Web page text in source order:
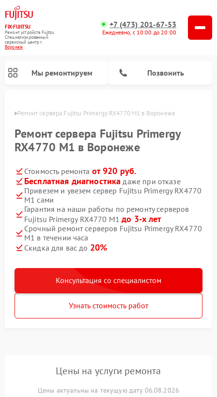
FIX-FUJITSU
Ремонт устройств Fujitsu
Специализированный
cервисный центр г.
Воронеж
+7 (473) 201-67-53
Ежедневно, с 10:00 до 20:00
Мы ремонтируем Позвонить
Ремонт сервера Fujitsu Primergy RX4770 M1 в Воронеже
Ремонт сервера Fujitsu Primergy
RX4770 M1 в Воронеже
Стоимость ремонта от 920 руб.
Бесплатная диагностика даже при отказе
Привезем и увезем сервер Fujitsu Primergy RX4770
M1 сами
Гарантия на наши работы по ремонту серверов
Fujitsu Primergy RX4770 M1до 3-х лет
Срочный ремонт серверов Fujitsu Primergy RX4770
M1 в течении часа
Скидка для вас до 20%
Консультация со специалистом
Узнать стоимость работ
Цены на услуги ремонта
Цены актуальны на текущую дату 06.08.2026